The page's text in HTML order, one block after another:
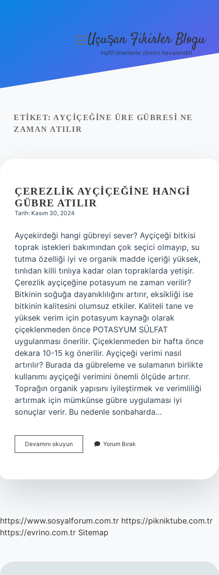
Yasal Uyarı
menüyü
Uçuşan Fikirler Blogu
Hafif önerilerle zihnini havalandır!
ETIKET: AYÇIÇEĞINE ÜRE GÜBRESI NE
ZAMAN ATILIR
ÇEREZLIK AYÇIÇEĞINE HANGI
GÜBRE ATILIR
Tarih: Kasım 30, 2024
Ayçekirdeği hangi gübreyi sever? Ayçiçeği bitkisi
toprak istekleri bakımından çok seçici olmayıp, su
tutma özelliği iyi ve organik madde içeriği yüksek,
tınlıdan killi tınlıya kadar olan topraklarda yetişir.
Çerezlik ayçiçeğine potasyum ne zaman verilir?
Bitkinin soğuğa dayanıklılığını artırır, eksikliği ise
bitkinin kalitesini olumsuz etkiler. Kaliteli tane ve
yüksek verim için potasyum kaynağı olarak
çiçeklenmeden önce POTASYUM SÜLFAT
uygulanması önerilir. Çiçeklenmeden bir hafta önce
dekara 10-15 kg önerilir. Ayçiçeği verimi nasıl
artırılır? Burada da gübreleme ve sulamanın birlikte
kullanımı ayçiçeği verimini önemli ölçüde artırır.
Toprağın organik yapısını iyileştirmek ve verimliliği
artırmak için mümkünse gübre uygulaması iyi
sonuçlar verir. Bu nedenle sonbaharda…
Devamını okuyun Çerezlik
Ayçiçeğine
Atılır
Yorum Bırak
https://www.sosyalforum.com.tr https://pikniktube.com.tr
https://evrino.com.tr Sitemap